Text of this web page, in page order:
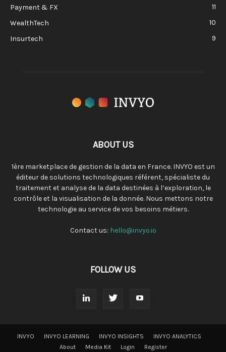
Payment & FX
11
WealthTech
10
Insurtech
9
ABOUT US
1ère marketplace de gestion de la data en France. INVYO est un
éditeur de solutions technologiques référent, spécialiste du
traitement et analyse de la data destinées à l’exploration, le
contrôle et la visualisation de la donnée. Nous mettons notre
technologie au service de vos besoins métiers.
Contact us: hello@invyo.io
FOLLOW US
INVYO INVYO LEARNING INVYO INSIGHTS
INVYO ANALYTICS
About
Media Kit Login Register